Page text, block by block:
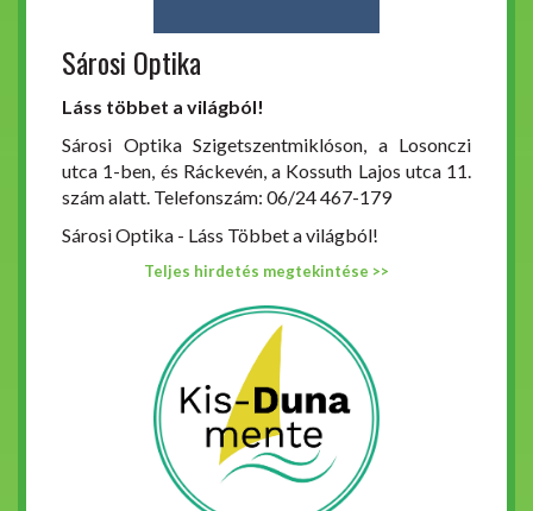
Sárosi Optika
Láss többet a világból!
Sárosi Optika Szigetszentmiklóson, a Losonczi
utca 1-ben, és Ráckevén, a Kossuth Lajos utca 11.
szám alatt. Telefonszám: 06/24 467-179
Sárosi Optika - Láss Többet a világból!
Teljes hirdetés megtekintése >>